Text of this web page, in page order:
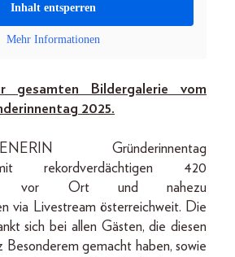
Inhalt entsperren
Mehr Informationen
gesamten Bildergalerie vom
2025.
Gründerinnentag
rekordverdächtigen 420
vor Ort und nahezu
via Livestream österreichweit. Die
sich bei allen Gästen, die diesen
Besonderem gemacht haben, sowie